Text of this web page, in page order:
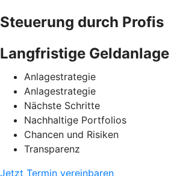
Steuerung durch Profis
Langfristige Geldanlage
Anlagestrategie
Anlagestrategie
Nächste Schritte
Nachhaltige Portfolios
Chancen und Risiken
Transparenz
Jetzt Termin vereinbaren